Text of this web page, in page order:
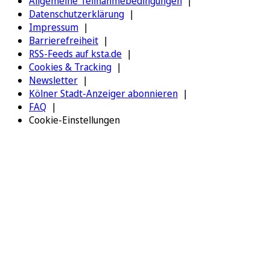
Datenschutzerklärung
Impressum
Barrierefreiheit
RSS-Feeds auf ksta.de
Cookies & Tracking
Newsletter
Kölner Stadt-Anzeiger abonnieren
FAQ
Cookie-Einstellungen